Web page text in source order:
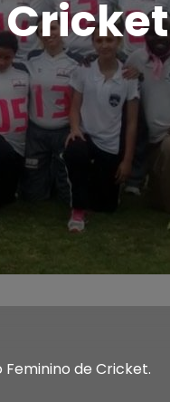
de Cricket.